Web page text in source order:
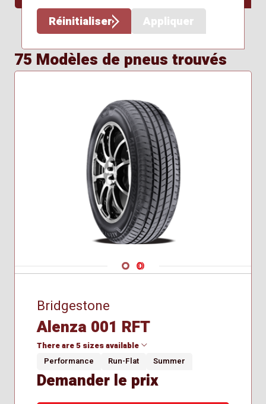
Réinitialiser
Appliquer
75 Modèles de pneus trouvés
Navigate 1
Navigate 2
Bridgestone
Alenza 001 RFT
There are 5 sizes available
235/50R20
Performance Run-Flat Summer
Demander le prix